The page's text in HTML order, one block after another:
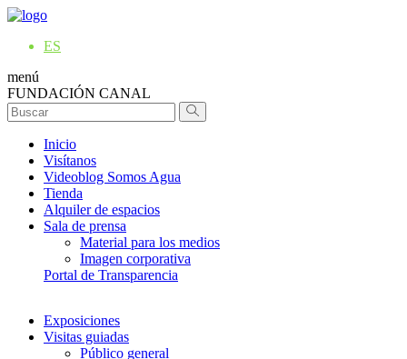
ES
menú
FUNDACIÓN CANAL
Inicio
Visítanos
Videoblog Somos Agua
Tienda
Alquiler de espacios
Sala de prensa
Material para los medios
Imagen corporativa
Portal de Transparencia
Exposiciones
Visitas guiadas
Público general